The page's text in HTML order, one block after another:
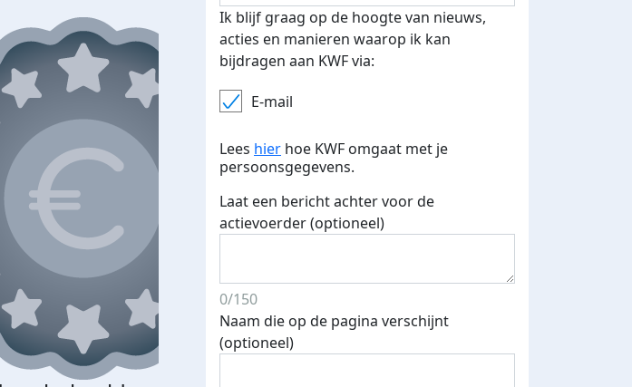
Ik blijf graag op de hoogte van nieuws,
acties en manieren waarop ik kan
bijdragen aan KWF via:
E-mail
Lees hier hoe KWF omgaat met je
persoonsgegevens.
Laat een bericht achter voor de
actievoerder (optioneel)
0/150
Naam die op de pagina verschijnt
(optioneel)